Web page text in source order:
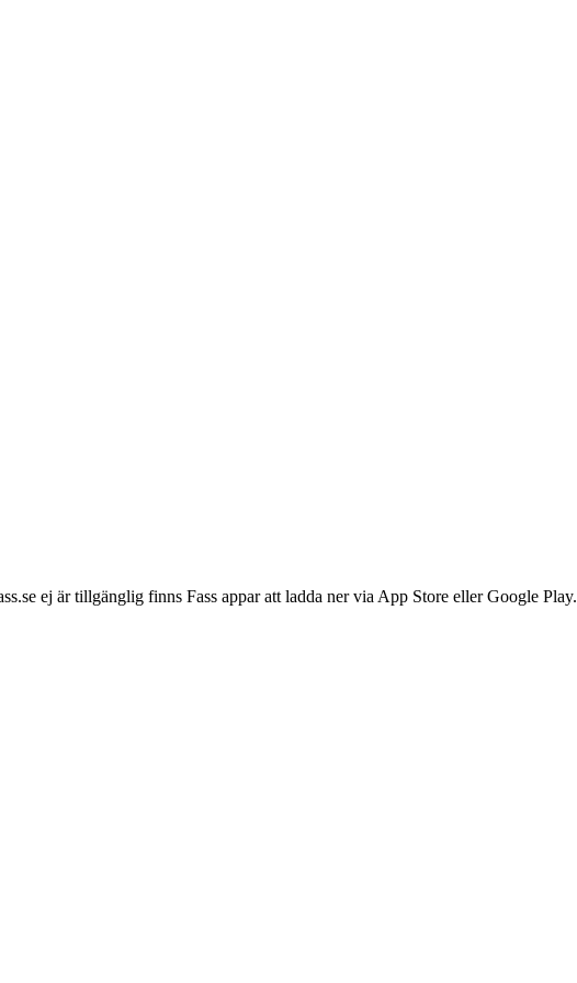
ej är tillgänglig finns Fass appar att ladda ner via App Store eller Google Play.